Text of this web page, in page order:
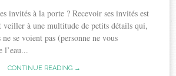
invités à la porte ? Recevoir ses invités est
à une multitude de petits détails qui,
se voient pas (personne ne vous
l’eau...
CONTINUE READING →